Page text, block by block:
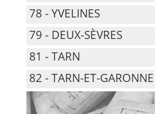
78 - YVELINES
79 - DEUX-SÈVRES
81 - TARN
82 - TARN-ET-GARONNE